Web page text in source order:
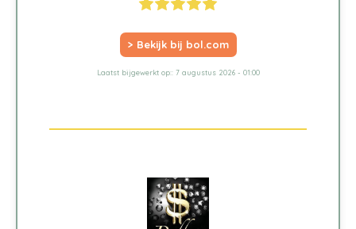
> Bekijk bij bol.com
Laatst bijgewerkt op:: 7 augustus 2026 - 01:00